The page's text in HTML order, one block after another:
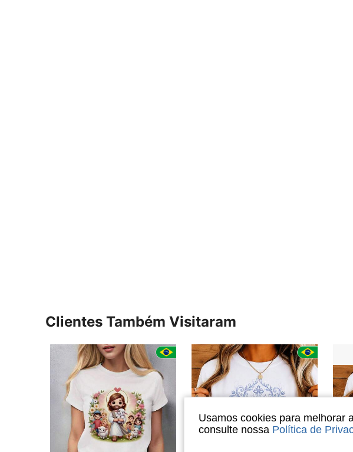
Clientes Também Visitaram
Usamos cookies para melhorar
consulte nossa Política de